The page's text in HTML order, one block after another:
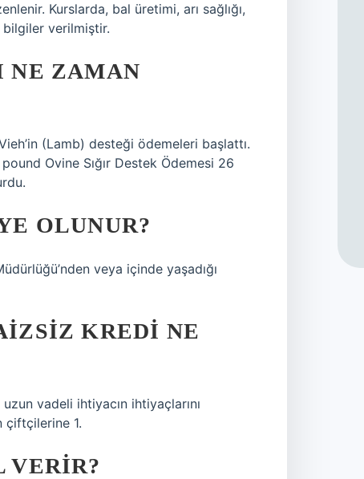
Kurslarda, bal üretimi, arı sağlığı,
bilgiler verilmiştir.
NE ZAMAN
(Lamb) desteği ödemeleri başlattı.
Ovine Sığır Destek Ödemesi 26
OLUNUR?
veya içinde yaşadığı
KREDI NE
vadeli ihtiyacın ihtiyaçlarını
çiftçilerine 1.
VERIR?